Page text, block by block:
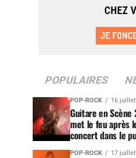
POPULAIRES
POP-ROCK 16
Guitare en Scène
met le feu après
concert dans le
POP-ROCK 17